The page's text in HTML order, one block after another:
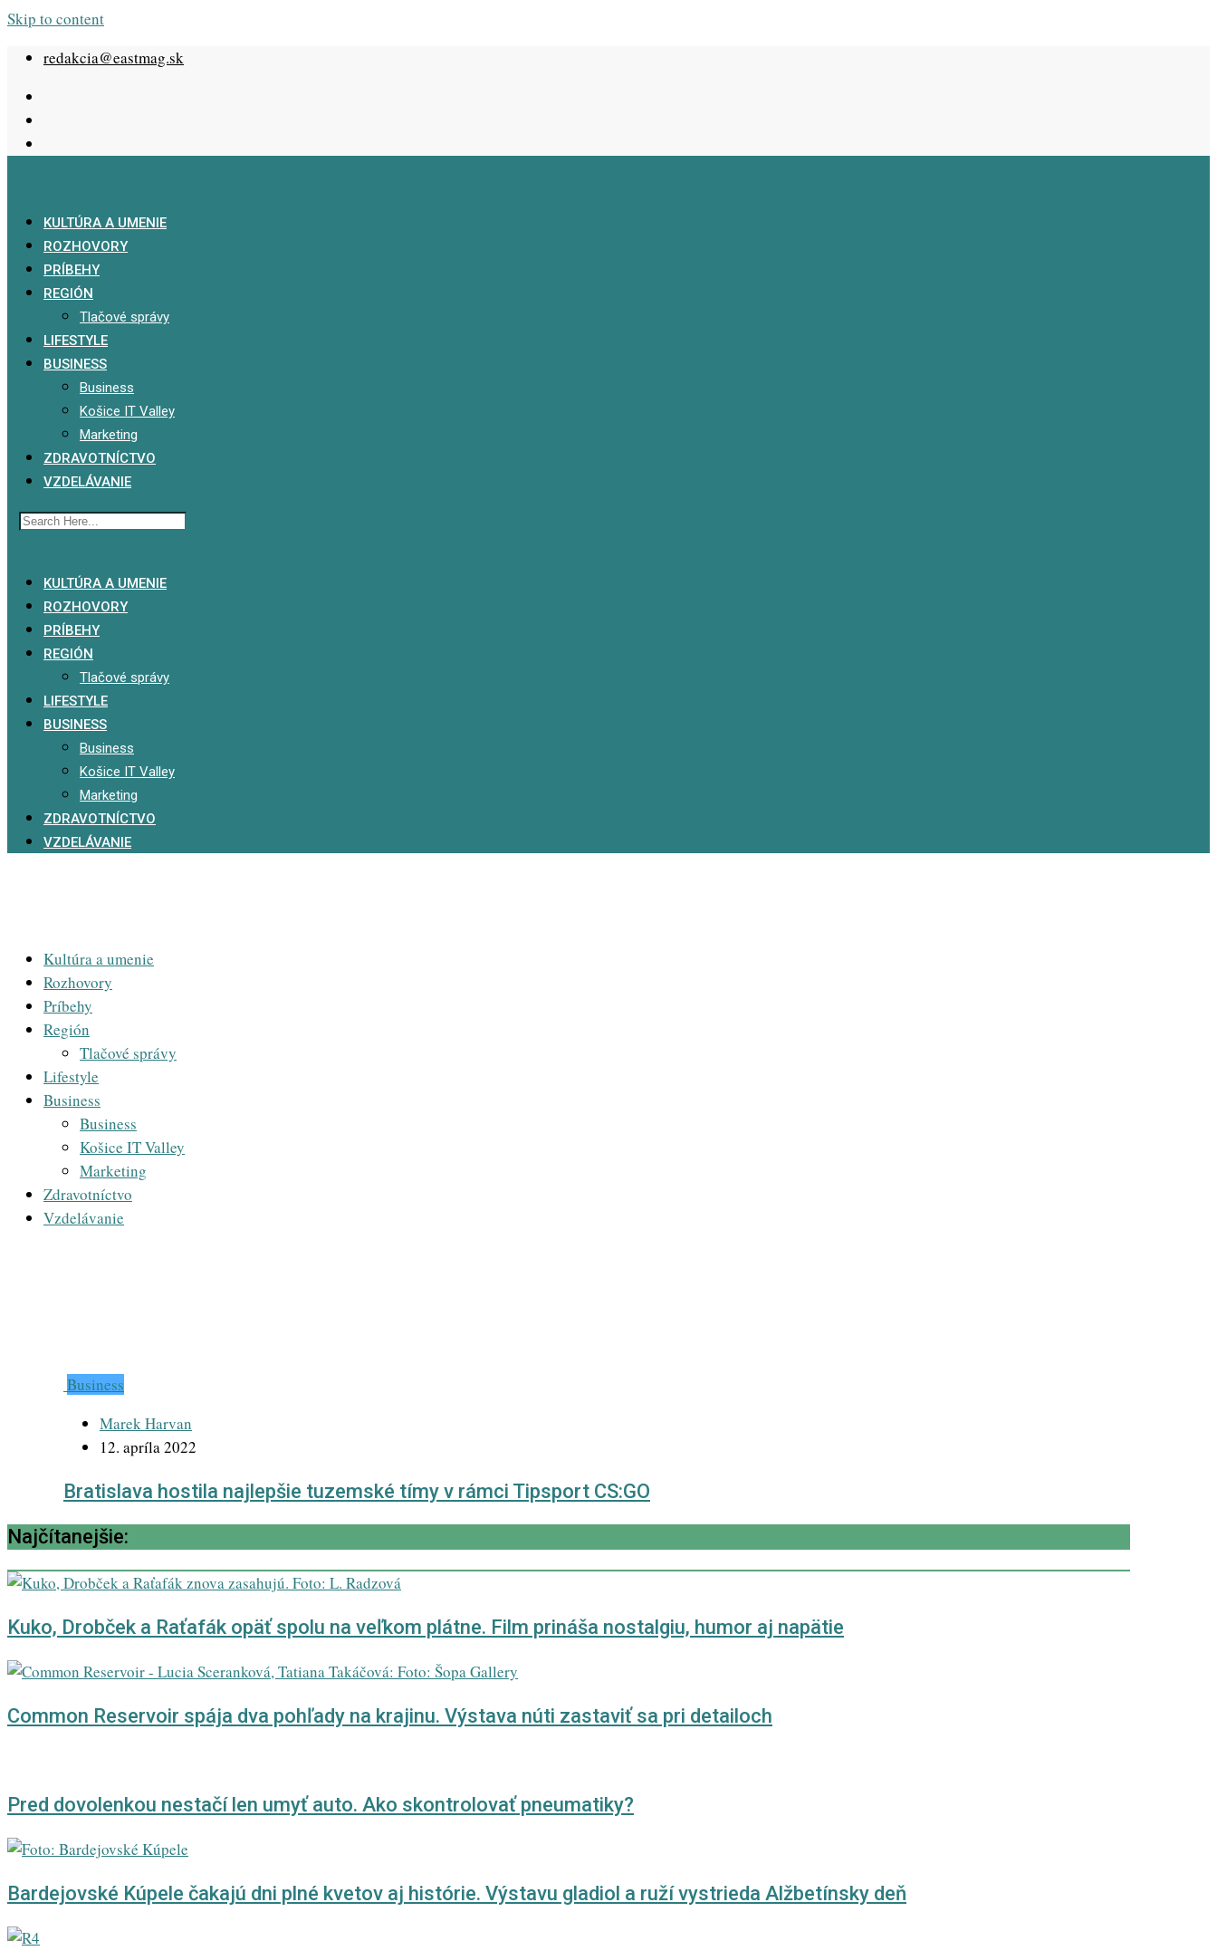
Skip to content
redakcia@eastmag.sk
KULTÚRA A UMENIE
ROZHOVORY
PRÍBEHY
REGIÓN
Tlačové správy
LIFESTYLE
BUSINESS
Business
Košice IT Valley
Marketing
ZDRAVOTNÍCTVO
VZDELÁVANIE
KULTÚRA A UMENIE
ROZHOVORY
PRÍBEHY
REGIÓN
Tlačové správy
LIFESTYLE
BUSINESS
Business
Košice IT Valley
Marketing
ZDRAVOTNÍCTVO
VZDELÁVANIE
Kultúra a umenie
Rozhovory
Príbehy
Región
Tlačové správy
Lifestyle
Business
Business
Košice IT Valley
Marketing
Zdravotníctvo
Vzdelávanie
Business
Marek Harvan
12. apríla 2022
Bratislava hostila najlepšie tuzemské tímy v rámci Tipsport CS:GO
Najčítanejšie:
Kuko, Drobček a Raťafák opäť spolu na veľkom plátne. Film prináša nostalgiu, humor aj napätie
Common Reservoir spája dva pohľady na krajinu. Výstava núti zastaviť sa pri detailoch
Pred dovolenkou nestačí len umyť auto. Ako skontrolovať pneumatiky?
Bardejovské Kúpele čakajú dni plné kvetov aj histórie. Výstavu gladiol a ruží vystrieda Alžbetínsky deň